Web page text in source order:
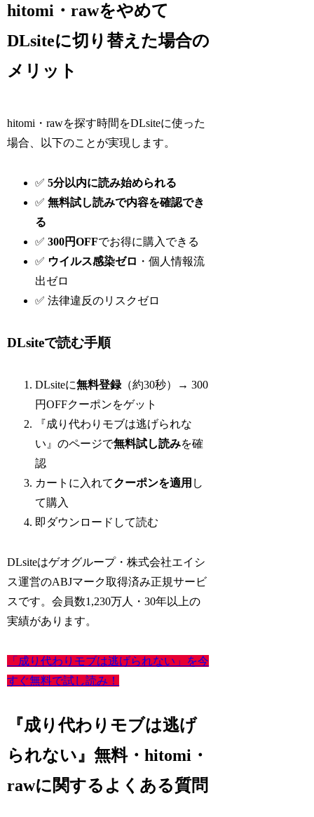
hitomi・rawをやめて
DLsiteに切り替えた場合の
メリット
hitomi・rawを探す時間をDLsiteに使った
場合、以下のことが実現します。
✅5分以内に読み始められる
✅無料試し読みで内容を確認でき
る
✅300円OFFでお得に購入できる
✅ ウイルス感染ゼロ ・個人情報流
出ゼロ
✅ 法律違反のリスクゼロ
DLsiteで読む手順
DLsiteに無料登録（約30秒）→ 300
円OFFクーポンをゲット
『成り代わりモブは逃げられな
い』のページで無料試し読みを確
認
カートに入れてクーポンを適用 し
て購入
即ダウンロードして読む
DLsiteはゲオグループ・株式会社エイシ
ス運営のABJマーク取得済み正規サービ
スです。会員数1,230万人・30年以上の
実績があります。
「成り代わりモブは逃げられない」を今
すぐ無料で試し読み！
『成り代わりモブは逃げ
られない』無料・hitomi・
rawに関するよくある質問